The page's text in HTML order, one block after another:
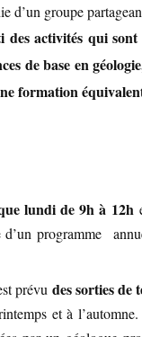
d’un groupe
activités qui sont
de base en
formation
lundi de 9h à 12h
d’un programme
prévudes sorties de
et à